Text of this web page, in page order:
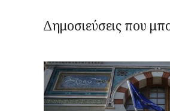
Δημοσιεύσεις που